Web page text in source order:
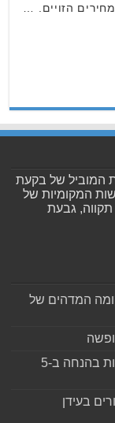
המוביל של בקעת
המקומיות של
תקווה, גבעת
המדהים של
אאורה ומועדון "חבר" במהלך ענק: מאות דירות בהנחה ב-5
בעידן